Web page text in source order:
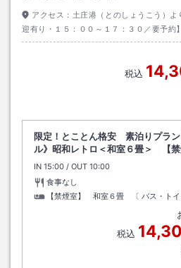
アクセス： 土庄港（とのしょうこう）
迎有り・１５：００～１７：３０／要予約】
税込
限定！とことん格安 素泊りプラ
ル》昭和レトロ＜和室６畳＞ 【禁
IN チェックイン
15:00 / OUT チェックアウト
10:00
食事なし
【禁煙室】 和室６畳 〔 バス・トイ
税込